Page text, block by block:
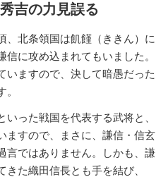
吉の力見誤る
北条領国は飢饉（ききん）に
に攻め込まれてもいました。
いますので、決して暗愚だった
った戦国を代表する武将と、
ますので、まさに、謙信・信玄
言ではありません。しかも、謙
た織田信長とも手を結び、